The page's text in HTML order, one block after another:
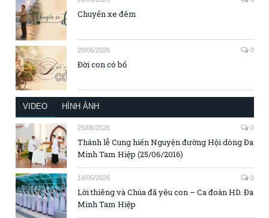
Chuyến xe đêm
20/06/2026 0
Đời con có bố
VIDEO HÌNH ẢNH
25/06/2026 0
Thánh lễ Cung hiến Nguyện đường Hội dòng Đa
Minh Tam Hiệp (25/06/2016)
14/05/2026 0
Lời thiêng và Chúa đã yêu con – Ca đoàn HD. Đa
Minh Tam Hiệp